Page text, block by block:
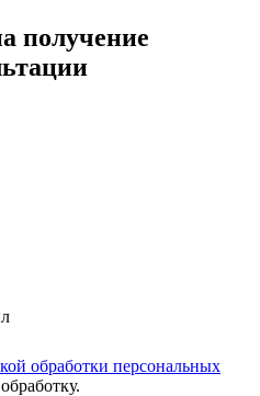
получение
обработки персональных